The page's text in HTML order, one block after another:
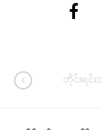
တိုင်းရင်